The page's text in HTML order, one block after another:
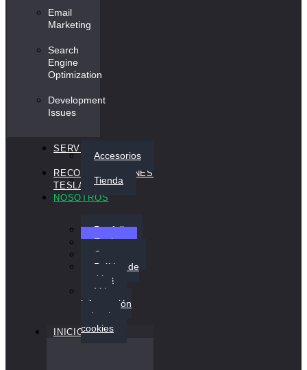
Email
Marketing
Search
Engine
Optimization
Development
Issues
Accesorios
SERVICIOS
Tienda
RECOMENDACIONES
TESLA
NOSOTROS
Portfolio
Equipo
Contacto
Política de
cookies
Más
información
sobre las
cookies
INICIO